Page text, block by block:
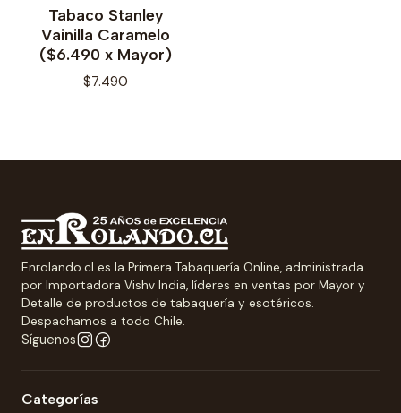
Tabaco Stanley
Vainilla Caramelo
($6.490 x Mayor)
$7.490
Enrolando.cl es la Primera Tabaquería Online, administrada
por Importadora Vishv India, líderes en ventas por Mayor y
Detalle de productos de tabaquería y esotéricos.
Despachamos a todo Chile.
Síguenos
Categorías